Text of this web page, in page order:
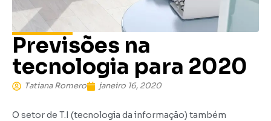
Previsões na
tecnologia para 2020
Tatiana Romero janeiro 16, 2020
O setor de T.I (tecnologia da informação) também